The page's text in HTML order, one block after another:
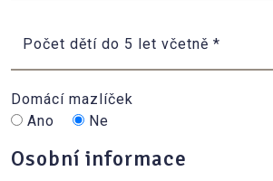
Počet dětí do 5 let včetně *
Domácí mazlíček
Ano
Ne
Osobní informace